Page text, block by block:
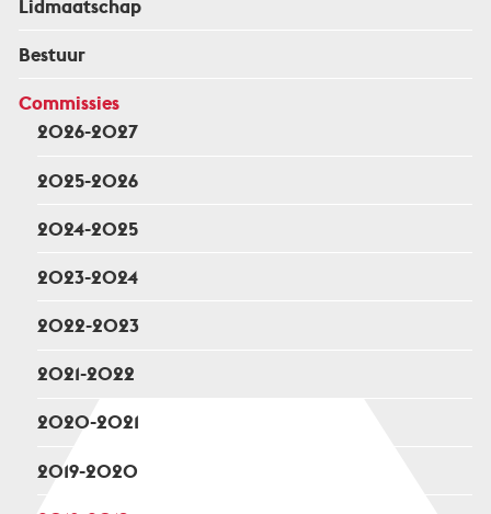
Lidmaatschap
Bestuur
Commissies
2026-2027
2025-2026
2024-2025
2023-2024
2022-2023
2021-2022
2020-2021
2019-2020